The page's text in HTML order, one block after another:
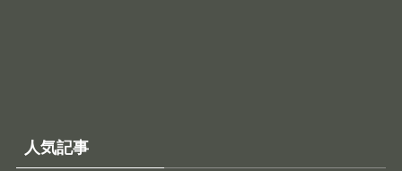
人気記事